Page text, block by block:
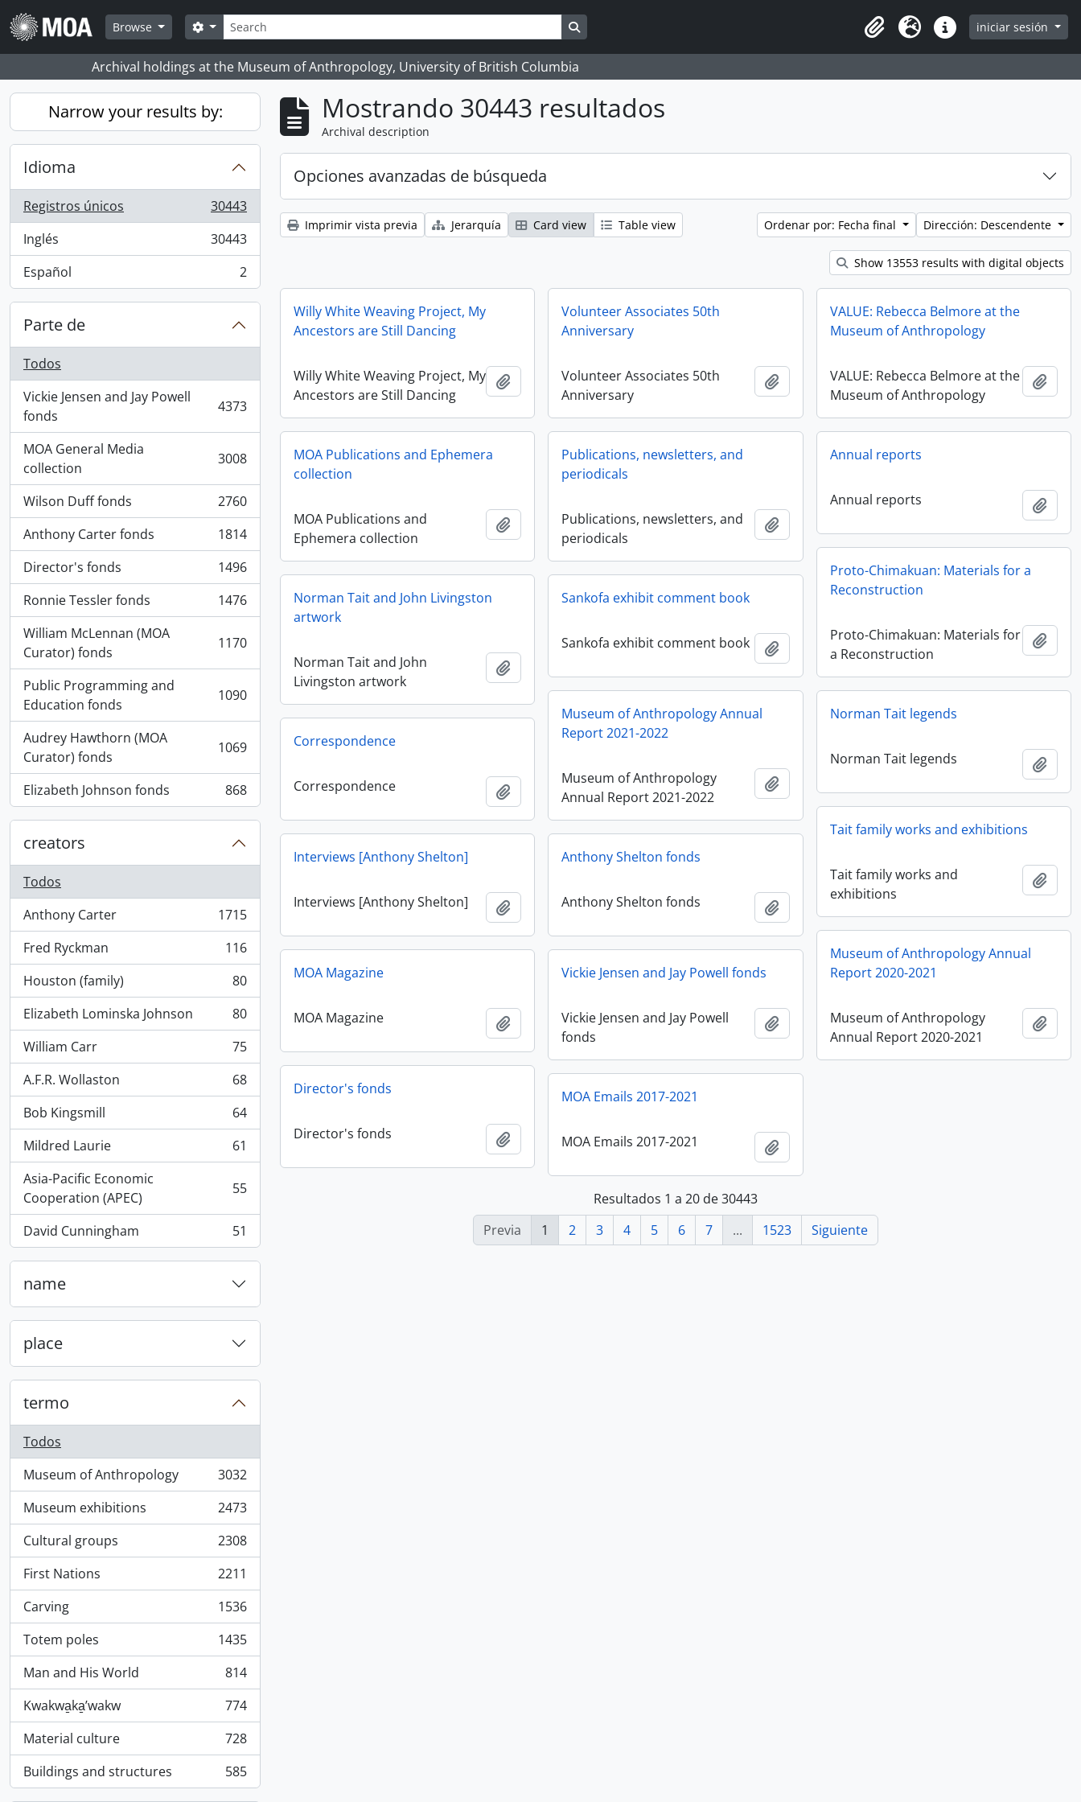
Skip to main content
Browse
Búsqueda
Search options Search in browse page
Clipboard
Idioma Enlaces rápidos
iniciar sesión
Archival holdings at the Museum of Anthropology, University of British Columbia
Narrow your results by:
Idioma
Registros únicos
, 30443 resultados
30443
Inglés
, 30443 resultados
30443
Español
, 2 resultados 2
Parte de
Todos
Vickie Jensen and Jay Powell
fonds
, 4373 resultados 4373
MOA General Media
collection
, 3008 resultados 3008
Wilson Duff fonds
, 2760 resultados
2760
Anthony Carter fonds
, 1814 resultados
1814
Director's fonds
, 1496 resultados
1496
Ronnie Tessler fonds
, 1476 resultados
1476
William McLennan (MOA
Curator) fonds
, 1170 resultados 1170
Public Programming and
Education fonds
, 1090 resultados 1090
Audrey Hawthorn (MOA
Curator) fonds
, 1069 resultados 1069
Elizabeth Johnson fonds
, 868 resultados 868
creators
Todos
Anthony Carter
, 1715 resultados
1715
Fred Ryckman
, 116 resultados
116
Houston (family)
, 80 resultados
80
Elizabeth Lominska Johnson
, 80 resultados
80
William Carr
, 75 resultados
75
A.F.R. Wollaston
, 68 resultados
68
Bob Kingsmill
, 64 resultados
64
Mildred Laurie
, 61 resultados
61
Asia-Pacific Economic
Cooperation (APEC)
, 55 resultados 55
David Cunningham
, 51 resultados 51
name
place
termo
Todos
Museum of Anthropology
, 3032 resultados
3032
Museum exhibitions
, 2473 resultados
2473
Cultural groups
, 2308 resultados
2308
First Nations
, 2211 resultados
2211
Carving
, 1536 resultados
1536
Totem poles
, 1435 resultados
1435
Man and His World
, 814 resultados
814
Kwakwa̱ka̱ʼwakw
, 774 resultados
774
Material culture
, 728 resultados
728
Buildings and structures
, 585 resultados 585
Mostrando 30443 resultados
Archival description
Opciones avanzadas de búsqueda
Imprimir vista previa Jerarquía Card view Table view Ordenar por: Fecha final Dirección: Descendente
Show 13553 results with digital objects
Willy White Weaving Project, My
Ancestors are Still Dancing
Willy White Weaving Project, My
Ancestors are Still Dancing
Añadir al portapapeles
Volunteer Associates 50th
Anniversary
Volunteer Associates 50th
Anniversary
Añadir al portapapeles
VALUE: Rebecca Belmore at the
Museum of Anthropology
VALUE: Rebecca Belmore at the
Museum of Anthropology
MOA Publications and Ephemera
collection
MOA Publications and
Ephemera collection
Añadir al portapapeles
Publications, newsletters, and
periodicals
Publications, newsletters, and
periodicals
Añadir al portapapeles
Annual reports
Annual reports
Proto-Chimakuan: Materials for a
Reconstruction
Proto-Chimakuan: Materials for
a Reconstruction
Norman Tait and John Livingston
artwork
Norman Tait and John
Livingston artwork
Sankofa exhibit comment book
Sankofa exhibit comment book Añadir al portapapeles
Museum of Anthropology Annual
Report 2021-2022
Museum of Anthropology
Annual Report 2021-2022
Añadir al portapapeles
Norman Tait legends
Norman Tait legends
Correspondence
Correspondence Añadir al portapapeles
Tait family works and exhibitions
Tait family works and
exhibitions
Interviews [Anthony Shelton]
Interviews [Anthony Shelton] Añadir al portapapeles
Anthony Shelton fonds
Anthony Shelton fonds Añadir al portapapeles
Museum of Anthropology Annual
Report 2020-2021
Museum of Anthropology
Annual Report 2020-2021
MOA Magazine
MOA Magazine Añadir al portapapeles
Vickie Jensen and Jay Powell fonds
Vickie Jensen and Jay Powell
fonds
Añadir al portapapeles
Director's fonds
Director's fonds Añadir al portapapeles
MOA Emails 2017-2021
MOA Emails 2017-2021 Añadir al portapapeles
Resultados 1 a 20 de 30443
Previa
1 2 3 4 5 6 7 ... 1523 Siguiente